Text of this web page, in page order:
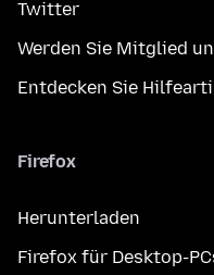
Twitter
Werden Sie Mitglied
Entdecken Sie
Firefox
Herunterladen
Firefox für Desktop-